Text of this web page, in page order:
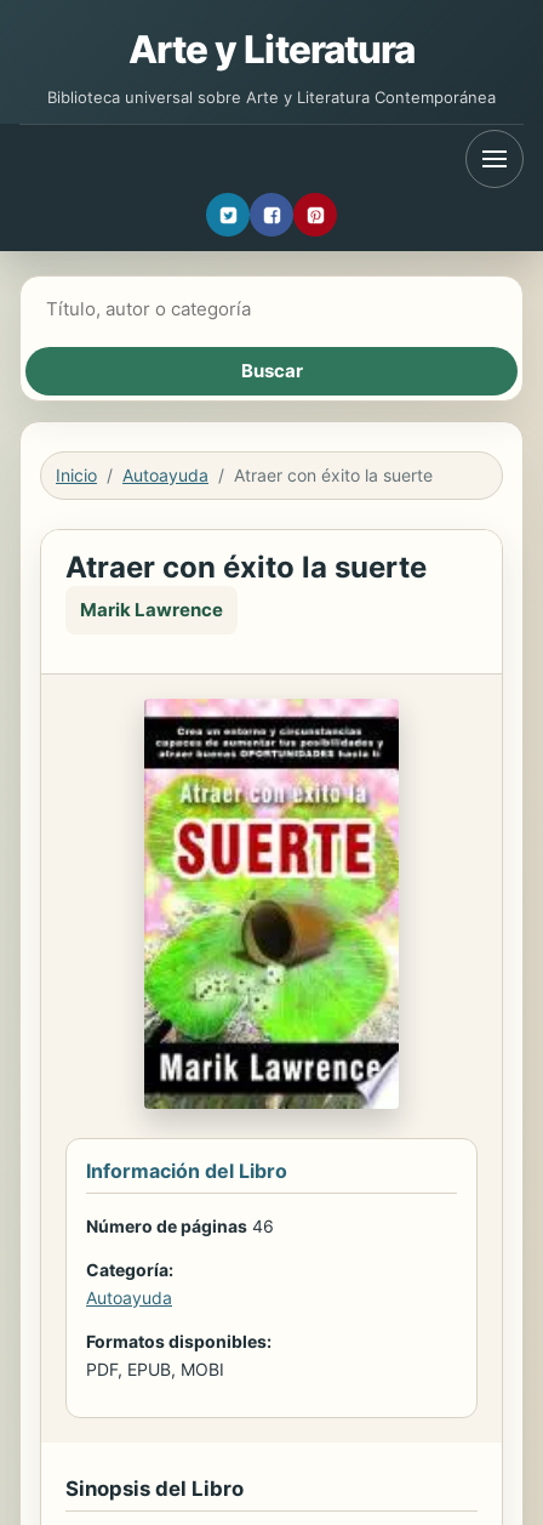
Arte y Literatura
Biblioteca universal sobre Arte y Literatura Contemporánea
Inicio Autoayuda Atraer con éxito la suerte
Atraer con éxito la suerte
Marik Lawrence
Información del Libro
Número de páginas 46
Categoría:
Autoayuda
Formatos disponibles:
PDF, EPUB, MOBI
Sinopsis del Libro